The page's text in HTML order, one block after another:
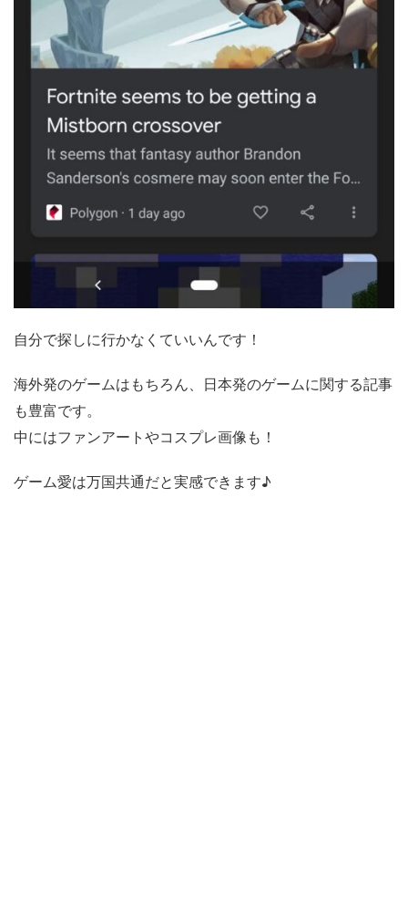
自分で探しに行かなくていいんです！
海外発のゲームはもちろん、日本発のゲームに関する記事
も豊富です。
中にはファンアートやコスプレ画像も！
ゲーム愛は万国共通だと実感できます♪